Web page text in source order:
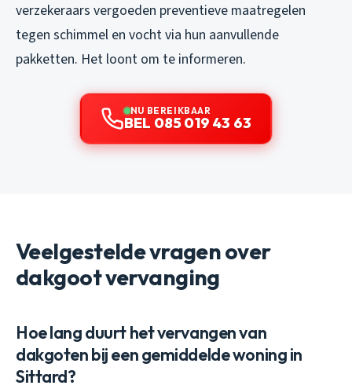
verzekeraars vergoeden preventieve maatregelen
tegen schimmel en vocht via hun aanvullende
pakketten. Het loont om te informeren.
NU BEREIKBAAR
BEL 085 019 43 63
Veelgestelde vragen over
dakgoot vervanging
Hoe lang duurt het vervangen van
dakgoten bij een gemiddelde woning in
Sittard?